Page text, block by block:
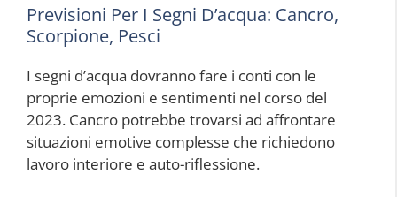
Previsioni Per I Segni D’acqua: Cancro,
Scorpione, Pesci
I segni d’acqua dovranno fare i conti con le
proprie emozioni e sentimenti nel corso del
2023. Cancro potrebbe trovarsi ad affrontare
situazioni emotive complesse che richiedono
lavoro interiore e auto-riflessione.